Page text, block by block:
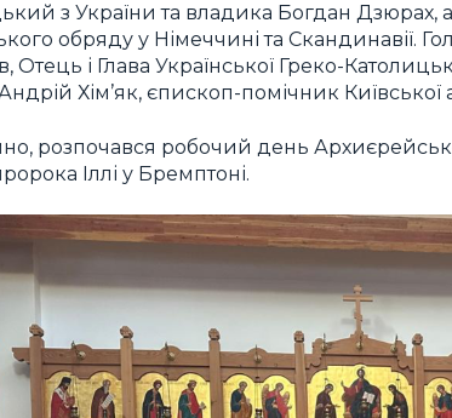
з України та владика Богдан Дзюрах,
обряду у Німеччині та Скандинавії.
Отець і Глава Української Греко-
Хім’як, єпископ-помічник Київської
розпочався робочий день
Іллі у Бремптоні.